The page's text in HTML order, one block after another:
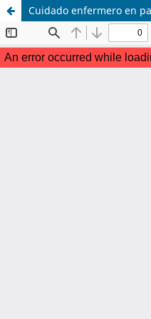
Cuidado enfermero en